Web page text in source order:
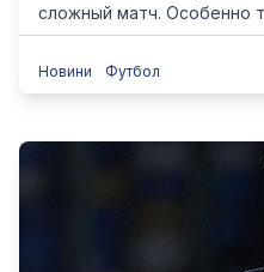
сложный матч. Особенно
Новини Футбол